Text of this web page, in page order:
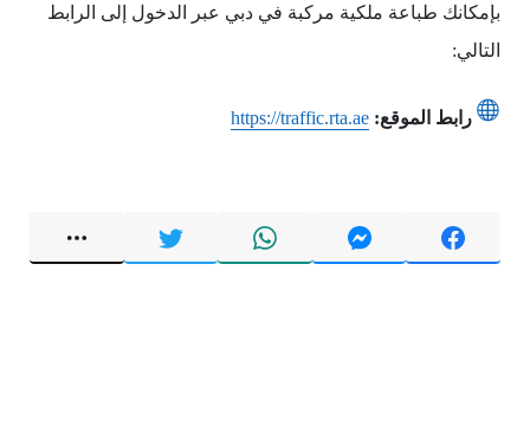
بإمكانك طباعة ملكية مركبة في دبي عبر الدخول إلى الرابط
التالي:
رابط الموقع: https://traffic.rta.ae